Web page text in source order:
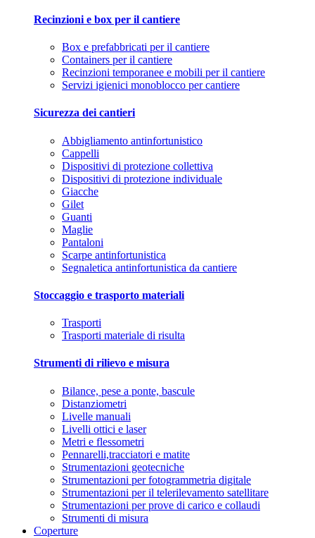
Recinzioni e box per il cantiere
Box e prefabbricati per il cantiere
Containers per il cantiere
Recinzioni temporanee e mobili per il cantiere
Servizi igienici monoblocco per cantiere
Sicurezza dei cantieri
Abbigliamento antinfortunistico
Cappelli
Dispositivi di protezione collettiva
Dispositivi di protezione individuale
Giacche
Gilet
Guanti
Maglie
Pantaloni
Scarpe antinfortunistica
Segnaletica antinfortunistica da cantiere
Stoccaggio e trasporto materiali
Trasporti
Trasporti materiale di risulta
Strumenti di rilievo e misura
Bilance, pese a ponte, bascule
Distanziometri
Livelle manuali
Livelli ottici e laser
Metri e flessometri
Pennarelli,tracciatori e matite
Strumentazioni geotecniche
Strumentazioni per fotogrammetria digitale
Strumentazioni per il telerilevamento satellitare
Strumentazioni per prove di carico e collaudi
Strumenti di misura
Coperture